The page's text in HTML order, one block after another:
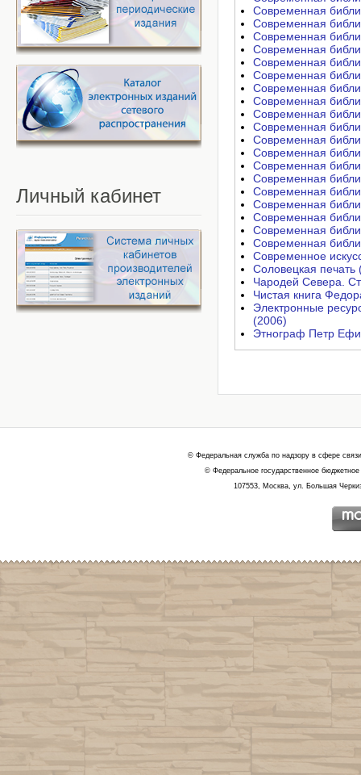
Современная
Современная
Современная
Современная
Современная
Современная
Современная
Современная
Современная
Современная
Современная
Современная
Современная
Современная
Современная
Современная
Современная
Современная
Современная
Современное
Соловецкая
Чародей Севера.
Чистая книга
Электронные
(2006)
Этнограф Петр
Личный кабинет
© Федеральная служба по надзору в сфере
© Федеральное государственное
107553, Москва, ул. Большая